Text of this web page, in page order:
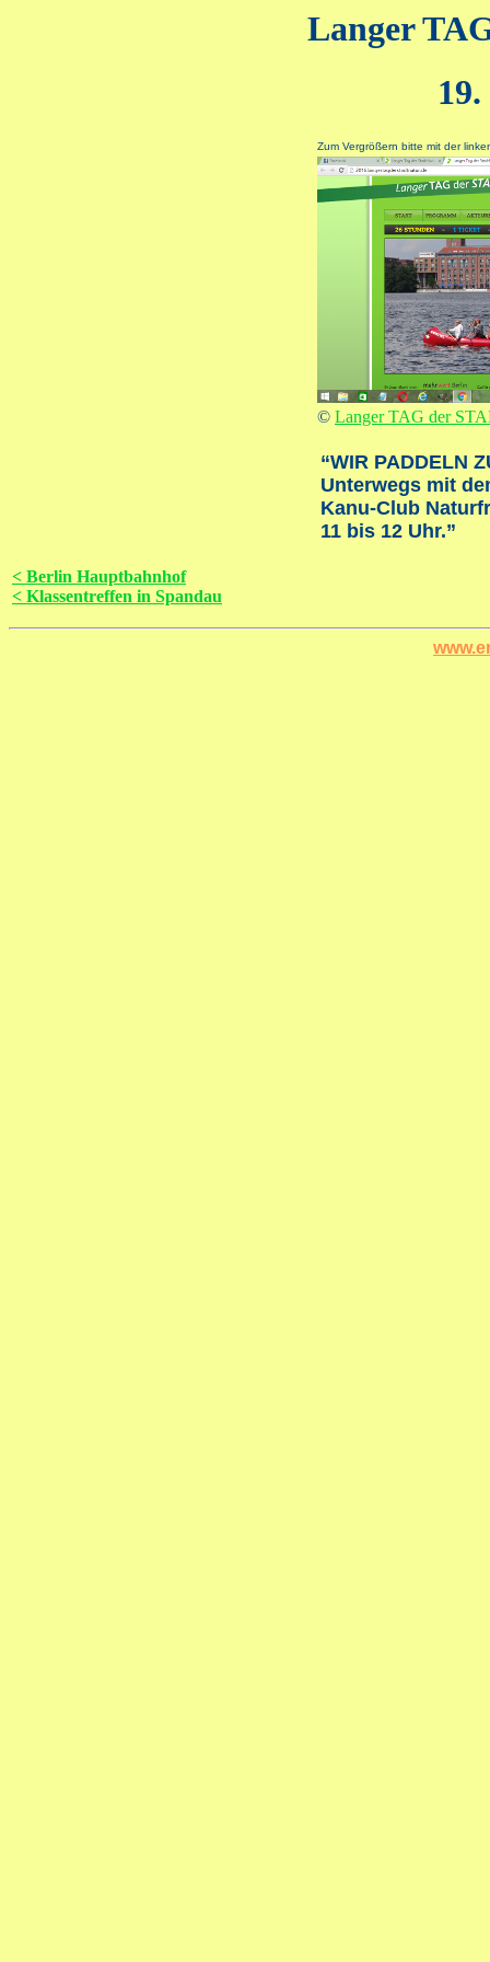
Langer
Zum Vergrößern bitte mit der
© Langer TAG der
“WIR PADDELN
Unterwegs mit
Kanu-Club
11 bis 12 Uhr.”
< Berlin Hauptbahnhof
< Klassentreffen in Spandau